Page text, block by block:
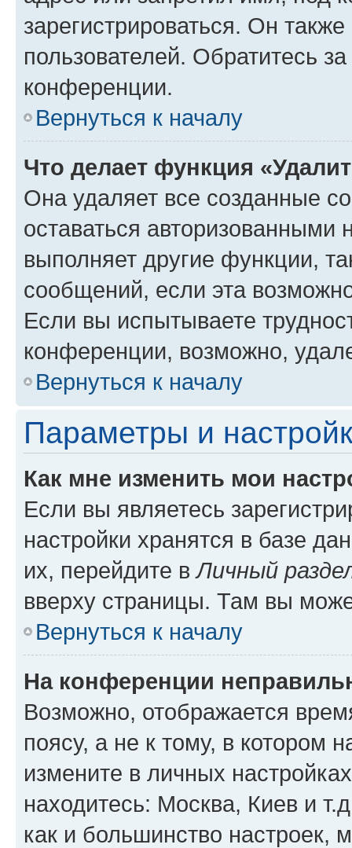
зарегистрироваться. Он
пользователей. Обратитесь
конференции.
Вернуться к началу
Что делает функция
Она удаляет все созданные
оставаться авторизованными
выполняет другие функции,
сообщений, если эта
Если вы испытываете
конференции, возможно,
Вернуться к началу
Параметры и
Как мне изменить мои
Если вы являетесь
настройки хранятся в базе
их, перейдите вЛичный
вверху страницы. Там вы
Вернуться к началу
На конференции
Возможно, отображается
поясу, а не к тому, в котором
измените в личных
находитесь: Москва, Киев и
как и большинство настроек,